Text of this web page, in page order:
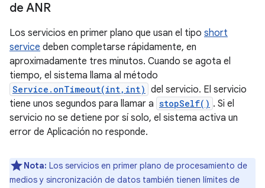
de ANR
Los servicios en primer plano que usan el tipo short
service deben completarse rápidamente, en
aproximadamente tres minutos. Cuando se agota el
tiempo, el sistema llama al método
Service.onTimeout(int,int) del servicio. El servicio
tiene unos segundos para llamar a stopSelf() . Si el
servicio no se detiene por sí solo, el sistema activa un
error de Aplicación no responde.
Nota: Los servicios en primer plano de procesamiento de
medios y sincronización de datos también tienen límites de